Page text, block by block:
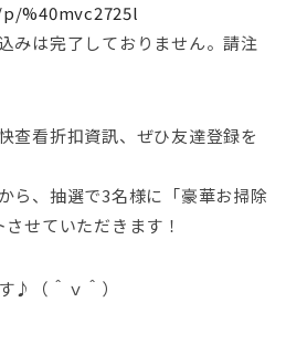
%40mvc2725l
みは完了しておりません。請注
查看折扣資訊、 ぜひ友達登録を
ら、 抽選で3名様に「豪華お掃除
せていただきます！
♪（＾ｖ＾）